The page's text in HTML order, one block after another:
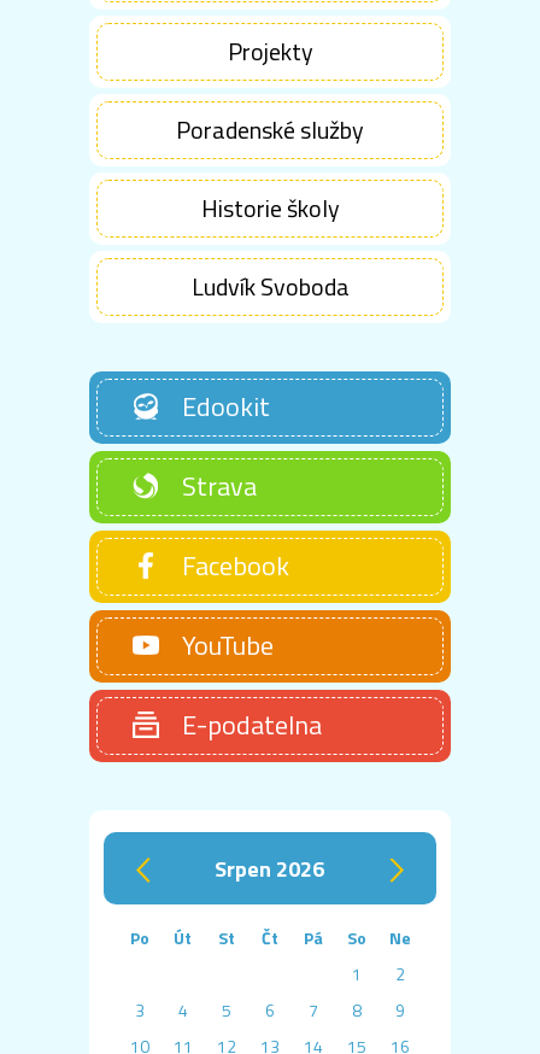
Projekty
Poradenské služby
Historie školy
Ludvík Svoboda
Edookit
Strava
Facebook
YouTube
E-podatelna
‹ srpen 2026 ›
Po Út St Čt Pá So
Ne
1
2
3
4 5 6 7 8
9
10
11 12 13 14 15
16